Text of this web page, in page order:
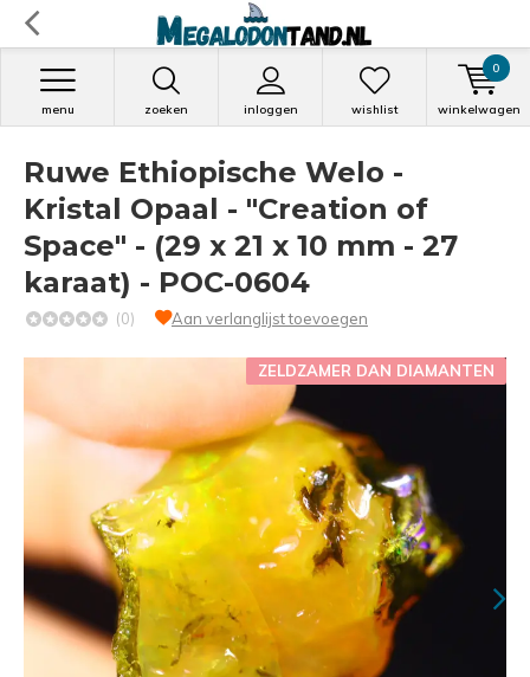
zoeken inloggen
menu wishlist winkelwagen
0
Ruwe Ethiopische Welo -
Kristal Opaal - "Creation of
Space" - (29 x 21 x 10 mm - 27
karaat) - POC-0604
(0) Aan verlanglijst toevoegen
ZELDZAMER DAN DIAMANTEN